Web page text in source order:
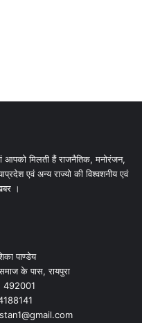
आपको मिलती हैं राजनैतिक, मनोरंजन,
एवं अन्य राज्यो की विश्वशनीय एवं
।
पाण्डेय
के पास, रायपुरा
492001